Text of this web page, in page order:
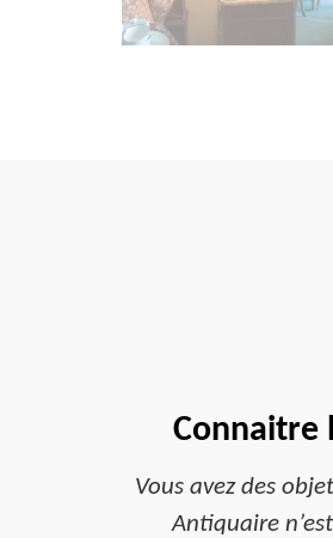
Connaitre
Vous avez des
Antiquaire